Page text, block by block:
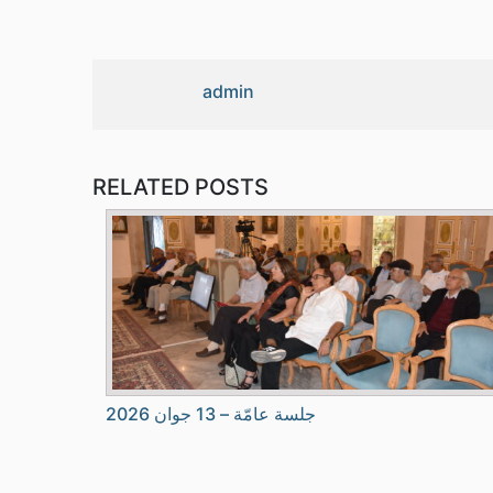
admin
RELATED POSTS
جلسة عامّة – 13 جوان 2026